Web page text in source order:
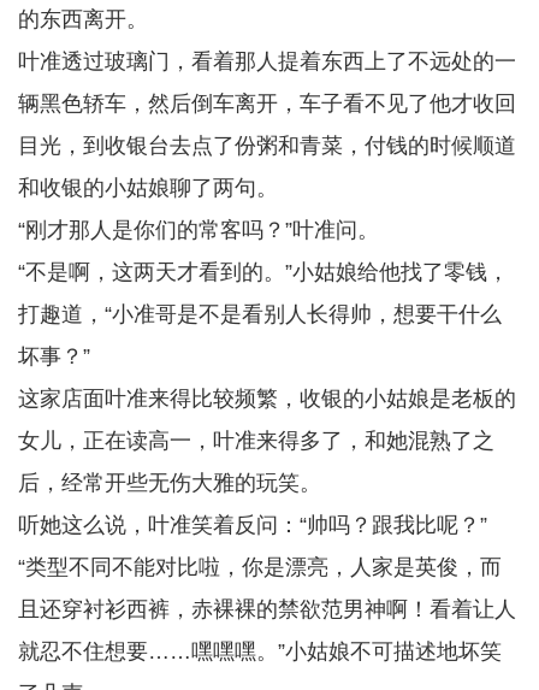
的东西离开。
叶准透过玻璃门，看着那人提着东西上了不远处的一
辆黑色轿车，然后倒车离开，车子看不见了他才收回
目光，到收银台去点了份粥和青菜，付钱的时候顺道
和收银的小姑娘聊了两句。
“刚才那人是你们的常客吗？”叶准问。
“不是啊，这两天才看到的。”小姑娘给他找了零钱，
打趣道，“小准哥是不是看别人长得帅，想要干什么
坏事？”
这家店面叶准来得比较频繁，收银的小姑娘是老板的
女儿，正在读高一，叶准来得多了，和她混熟了之
后，经常开些无伤大雅的玩笑。
听她这么说，叶准笑着反问：“帅吗？跟我比呢？”
“类型不同不能对比啦，你是漂亮，人家是英俊，而
且还穿衬衫西裤，赤裸裸的禁欲范男神啊！看着让人
就忍不住想要……嘿嘿嘿。”小姑娘不可描述地坏笑